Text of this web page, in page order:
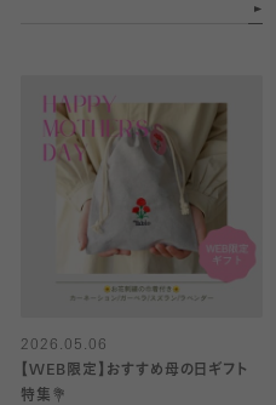
2026.05.06
【WEB限定】おすすめ母の日ギフト
特集💐